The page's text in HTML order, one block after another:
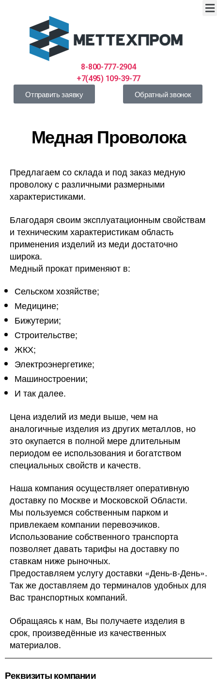
8-800-777-2904
+7(495) 109-39-77
Отправить заявку Обратный звонок
Медная Проволока
Предлагаем со склада и под заказ медную
проволоку с различными размерными
характеристиками.
Благодаря своим эксплуатационным свойствам
и техническим характеристикам область
применения изделий из меди достаточно
широка.
Медный прокат применяют в:
Сельском хозяйстве;
Медицине;
Бижутерии;
Строительстве;
ЖКХ;
Электроэнергетике;
Машиностроении;
И так далее.
Цена изделий из меди выше, чем на
аналогичные изделия из других металлов, но
это окупается в полной мере длительным
периодом ее использования и богатством
специальных свойств и качеств.
Наша компания осуществляет оперативную
доставку по Москве и Московской Области.
Мы пользуемся собственным парком и
привлекаем компании перевозчиков.
Использование собственного транспорта
позволяет давать тарифы на доставку по
ставкам ниже рыночных.
Предоставляем услугу доставки «День-в-День».
Так же доставляем до терминалов удобных для
Вас транспортных компаний.
Обращаясь к нам, Вы получаете изделия в
срок, произведённые из качественных
материалов.
Реквизиты компании